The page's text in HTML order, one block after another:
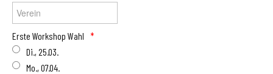
Erste Workshop Wahl
Di., 25.03.
Mo., 07.04.